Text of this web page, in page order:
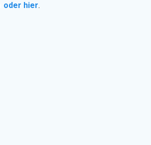
oder hier.